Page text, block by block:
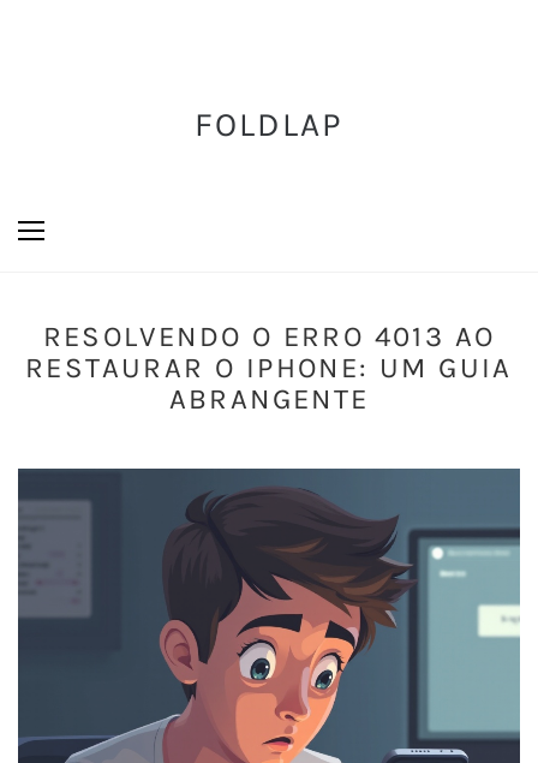
FOLDLAP
RESOLVENDO O ERRO 4013 AO
RESTAURAR O IPHONE: UM GUIA
ABRANGENTE